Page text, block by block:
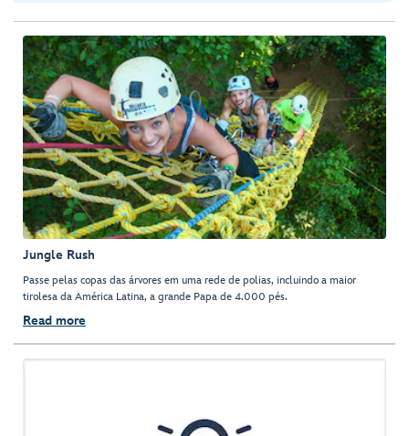
Jungle Rush
Passe pelas copas das árvores em uma rede de polias, incluindo a maior
tirolesa da América Latina, a grande Papa de 4.000 pés.
Read more